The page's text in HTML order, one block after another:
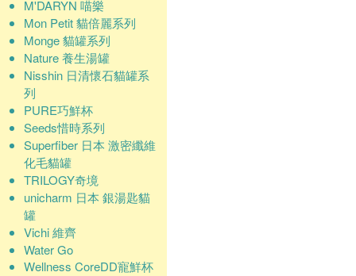
M'DARYN 喵樂
Mon Petit 貓倍麗系列
Monge 貓罐系列
Nature 養生湯罐
Nisshin 日清懷石貓罐系
列
PURE巧鮮杯
Seeds惜時系列
Superfiber 日本 激密纖維
化毛貓罐
TRILOGY奇境
unicharm 日本 銀湯匙貓
罐
Vichi 維齊
Water Go
Wellness CoreDD寵鮮杯